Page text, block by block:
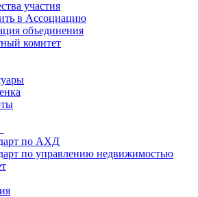
участия
в Ассоциацию
объединения
комитет
по АХД
по управлению недвижимостью